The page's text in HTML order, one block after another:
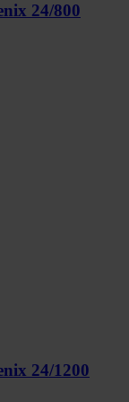
24/800
24/1200